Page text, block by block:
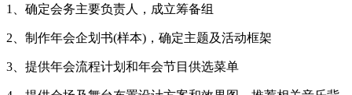
1、确定会务主要负责人，成立筹备组
2、制作年会企划书(样本)，确定主题及活动框架
3、提供年会流程计划和年会节目供选菜单